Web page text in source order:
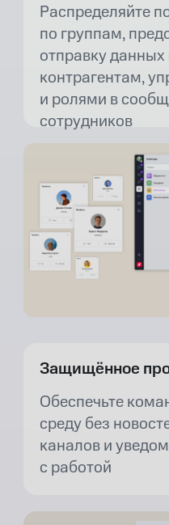
Защищённое
Обеспечьте
среду без
каналов и
с работой
Распределяйте
по группам,
отправку
контрагентам,
и ролями в
сотрудников